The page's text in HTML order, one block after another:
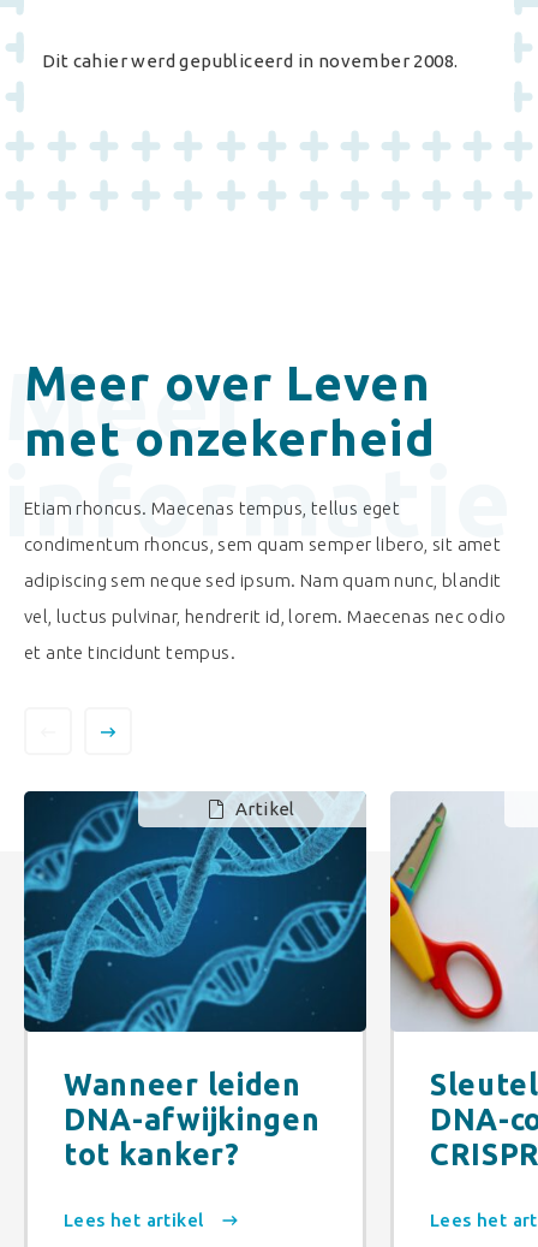
Dit cahier werd gepubliceerd in november 2008.
Meer over Leven
met onzekerheid
Etiam rhoncus. Maecenas tempus, tellus eget
condimentum rhoncus, sem quam semper libero, sit amet
adipiscing sem neque sed ipsum. Nam quam nunc, blandit
vel, luctus pulvinar, hendrerit id, lorem. Maecenas nec odio
et ante tincidunt tempus.
Meer
informatie
Artikel
Wanneer leiden
DNA-afwijkingen
tot kanker?
Lees het artikel
DNA-
Lees het